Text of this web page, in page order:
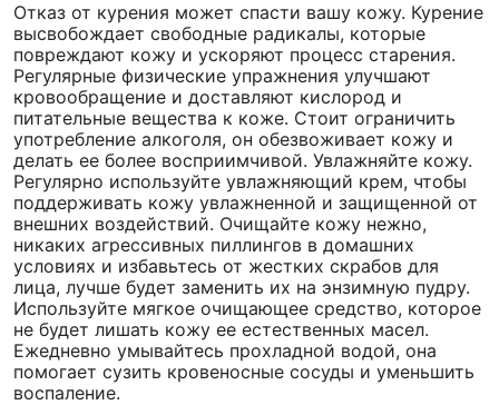
Отказ от курения может спасти вашу кожу. Курение
высвобождает свободные радикалы, которые
повреждают кожу и ускоряют процесс старения.
Регулярные физические упражнения улучшают
кровообращение и доставляют кислород и
питательные вещества к коже. Стоит ограничить
употребление алкоголя, он обезвоживает кожу и
делать ее более восприимчивой. Увлажняйте кожу.
Регулярно используйте увлажняющий крем, чтобы
поддерживать кожу увлажненной и защищенной от
внешних воздействий. Очищайте кожу нежно,
никаких агрессивных пиллингов в домашних
условиях и избавьтесь от жестких скрабов для
лица, лучше будет заменить их на энзимную пудру.
Используйте мягкое очищающее средство, которое
не будет лишать кожу ее естественных масел.
Ежедневно умывайтесь прохладной водой, она
помогает сузить кровеносные сосуды и уменьшить
воспаление.